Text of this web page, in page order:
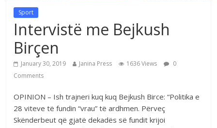
Sport
Intervistë me Bejkush
Birçen
January 30, 2019 Janina Press 1636 Views
0
Comments
OPINION – Ish trajneri kuq kuq Bejkush Birce: “Politika e
28 viteve të fundin “vrau” të ardhmen. Përveç
Skënderbeut që gjatë dekadës së fundit krijoi